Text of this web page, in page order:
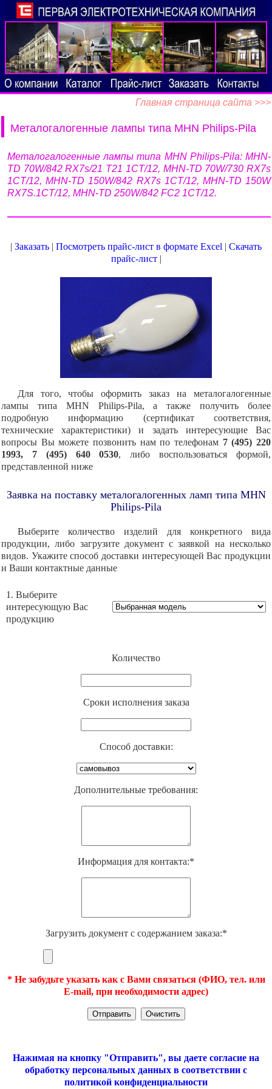
Главная страница сайта >>>
Металогалогенные лампы типа MHN Philips-Pila
Металогалогенные лампы типа MHN Philips-Pila: MHN-
TD 70W/842 RX7s/21 T21 1CT/12, MHN-TD 70W/730 RX7s
1CT/12, MHN-TD 150W/842 RX7s 1CT/12, MHN-TD 150W
RX7S.1CT/12, MHN-TD 250W/842 FC2 1CT/12.
| Заказать | Посмотреть прайс-лист в формате Excel | Скачать
прайс-лист|
Для того, чтобы оформить заказ на металогалогенные
лампы типа MHN Philips-Pila, а также получить более
подробную информацию (сертификат соответствия,
технические характеристики) и задать интересующие Вас
вопросы Вы можете позвонить нам по телефонам 7 (495) 220
1993, 7 (495) 640 0530, либо воспользоваться формой,
представленной ниже
Заявка на поставку металогалогенных ламп типа MHN
Philips-Pila
Выберите количество изделий для конкретного вида
продукции, либо загрузите документ с заявкой на несколько
видов. Укажите способ доставки интересующей Вас продукции
и Ваши контактные данные
1. Выберите
интересующую Вас
продукцию
Количество
Cроки исполнения заказа
Способ доставки:
Дополнительные требования:
Информация для контакта:*
Загрузить документ с содержанием заказа:*
* Не забудьте указать как с Вами связаться (ФИО, тел. или
E-mail, при необходимости адрес)
Нажимая на кнопку "Отправить", вы даете согласие на
обработку персональных данных в соответствии с
политикой конфиденциальности